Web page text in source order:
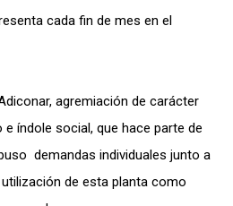
cada fin de mes en el
agremiación de carácter
índole social, que hace parte de
demandas individuales junto a
de esta planta como